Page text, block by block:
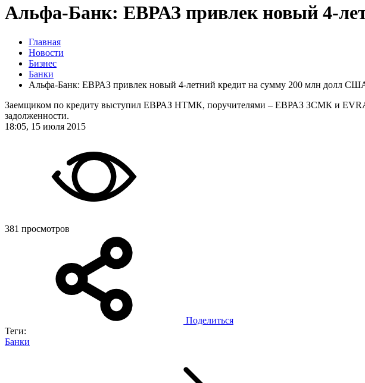
Альфа-Банк: ЕВРАЗ привлек новый 4-
Главная
Новости
Бизнес
Банки
Альфа-Банк: ЕВРАЗ привлек новый 4-летний кредит на сумму 200 млн долл
Заемщиком по кредиту выступил ЕВРАЗ НТМК, поручителями – ЕВРАЗ ЗСМК и
задолженности.
18:05, 15 июля 2015
381 просмотров
Поделиться
Теги:
Банки